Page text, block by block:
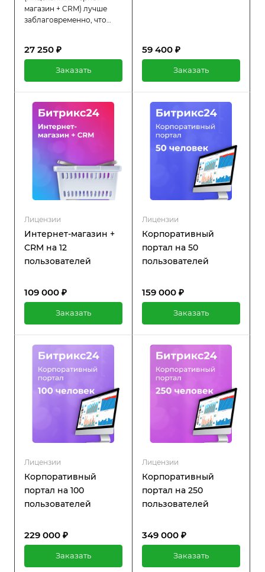
магазин + CRM) лучше
заблаговременно, что
системы. При активной
техническую поддержку и
обновления.
27 250 ₽
Заказать
59 400 ₽
Заказать
Лицензии
Интернет-магазин +
CRM на 12
пользователей
109 000 ₽
Заказать
Лицензии
Корпоративный
портал на 50
пользователей
159 000 ₽
Заказать
Лицензии
Корпоративный
портал на 100
пользователей
229 000 ₽
Заказать
Лицензии
Корпоративный
портал на 250
пользователей
349 000 ₽
Заказать